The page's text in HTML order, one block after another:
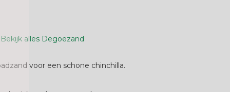
Bekijk alles Degoezand
voor een schone chinchilla.